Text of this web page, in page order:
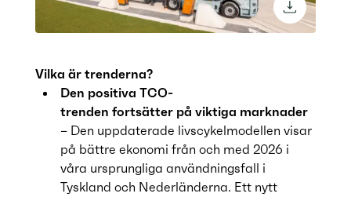
Vilka är trenderna?
Den positiva TCO-
trenden fortsätter på viktiga marknader
– Den uppdaterade livscykelmodellen visar
på bättre ekonomi från och med 2026 i
våra ursprungliga användningsfall i
Tyskland och Nederländerna. Ett nytt